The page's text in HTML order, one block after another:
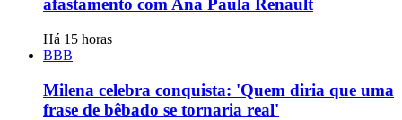
afastamento com Ana Paula Renault
Há 15 horas
BBB
Milena celebra conquista: 'Quem diria que uma
frase de bêbado se tornaria real'